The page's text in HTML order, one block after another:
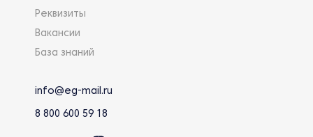
Реквизиты
Вакансии
База знаний
info@eg-mail.ru
8 800 600 59 18